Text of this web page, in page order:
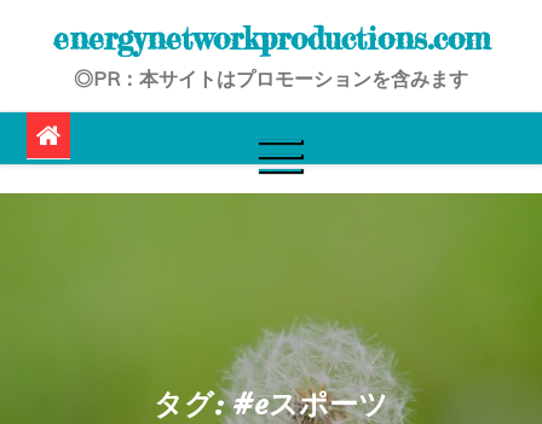
energynetworkproductions.com
◎PR：本サイトはプロモーションを含みます
タグ:#eスポーツ